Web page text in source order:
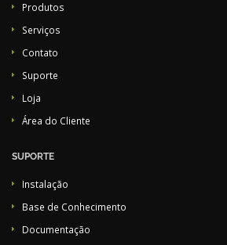
Produtos
Serviços
Contato
Suporte
Loja
Área do Cliente
SUPORTE
Instalação
Base de Conhecimento
Documentação